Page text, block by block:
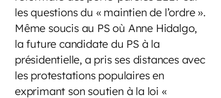
les questions du « maintien de l’ordre ».
Même soucis au PS où Anne Hidalgo,
la future candidate du PS à la
présidentielle, a pris ses distances avec
les protestations populaires en
exprimant son soutien à la loi «